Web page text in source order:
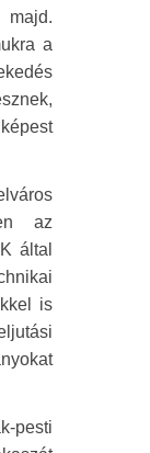
a
az
által
is
pesti